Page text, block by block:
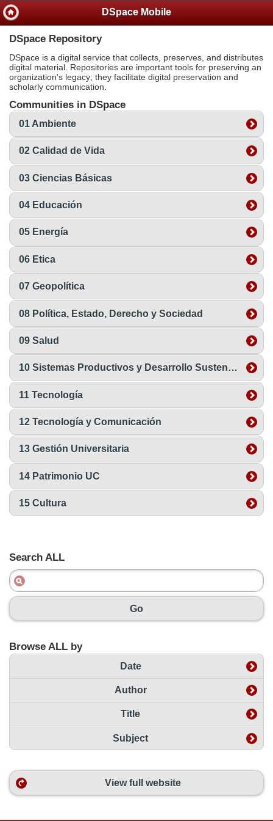
DSpace Mobile
DSpace Repository
DSpace is a digital service that collects, preserves, and distributes
digital material. Repositories are important tools for preserving an
organization's legacy; they facilitate digital preservation and
scholarly communication.
Communities in DSpace
01 Ambiente
02 Calidad de Vida
03 Ciencias Básicas
04 Educación
05 Energía
06 Etica
07 Geopolítica
08 Política, Estado, Derecho y Sociedad
09 Salud
10 Sistemas Productivos y Desarrollo Sustentable
11 Tecnología
12 Tecnología y Comunicación
13 Gestión Universitaria
14 Patrimonio UC
15 Cultura
Search ALL
Go
Browse ALL by
Date
Author
Title
Subject
View full website